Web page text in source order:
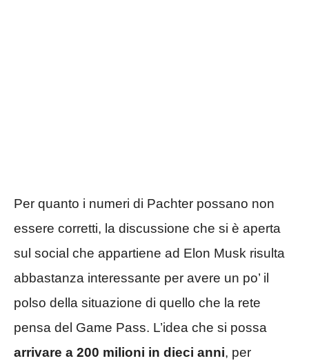
Per quanto i numeri di Pachter possano non
essere corretti, la discussione che si è aperta
sul social che appartiene ad Elon Musk risulta
abbastanza interessante per avere un po’ il
polso della situazione di quello che la rete
pensa del Game Pass. L’idea che si possa
arrivare a 200 milioni in dieci anni, per